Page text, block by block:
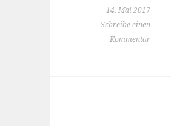
14. Mai 2017
Schreibe einen
Kommentar